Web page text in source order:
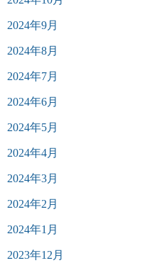
2024年9月
2024年8月
2024年7月
2024年6月
2024年5月
2024年4月
2024年3月
2024年2月
2024年1月
2023年12月